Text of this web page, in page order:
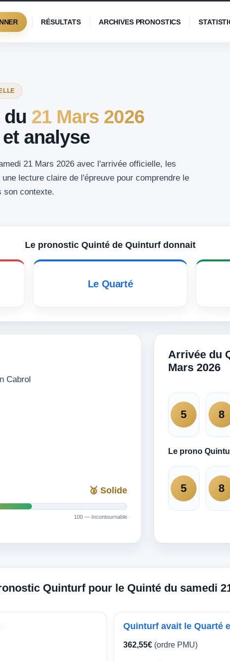
RÉSULTATS ARCHIVES PRONOSTICS
du 21 Mars 2026
analyse
21 Mars 2026 avec l'arrivée officielle, les
lecture claire de l'épreuve pour comprendre le
son contexte.
Le pronostic Quinté de Quinturf donnait
Le Quarté
Cabrol
🥈 Solide
100 — Incontournable
Arrivée du
Mars 2026
5 8
Le prono
5 8
Quinturf pour le Quinté du samedi
Quinturf avait le Quarté
362,55€ (ordre PMU)